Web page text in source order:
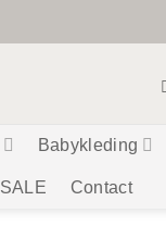
Babykleding
SALE Contact